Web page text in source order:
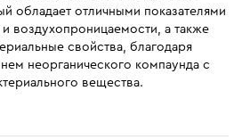
обладает отличными показателями
воздухопроницаемости, а также
свойства, благодаря
неорганического компаунда с
вещества.